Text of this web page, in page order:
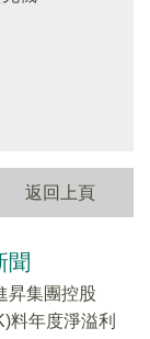
返回上頁
聞
昇集團控股
料年度淨溢利